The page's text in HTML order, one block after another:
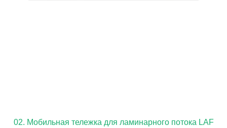
02. Мобильная тележка для ламинарного потока LAF